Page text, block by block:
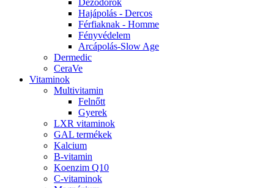
Dezodorok
Hajápolás - Dercos
Férfiaknak - Homme
Fényvédelem
Arcápolás-Slow Age
Dermedic
CeraVe
Vitaminok
Multivitamin
Felnőtt
Gyerek
LXR vitaminok
GAL termékek
Kalcium
B-vitamin
Koenzim Q10
C-vitaminok